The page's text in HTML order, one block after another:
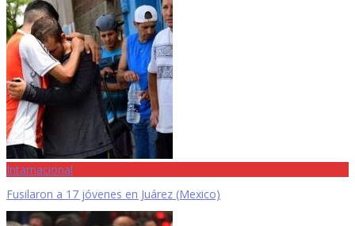
Intarnacional
Fusilaron a 17 jóvenes en Juárez (Mexico)